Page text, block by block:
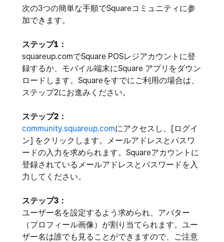
次の3つの簡単な手順でSquareコミュニティに参
加できます。
ステップ1：
squareup.comでSquare POSレジアカウントに登
録するか、モバイル端末にSquare アプリをダウン
ロードします。Squareをすでにご利用の場合は、
ステップ2にお進みください。
ステップ2：
community.squareup.comにアクセスし、[ログイ
ン] をクリックします。メールアドレスとパスワ
ードの入力を求められます。Squareアカウントに
登録されているメールアドレスとパスワードを入
力してください。
ステップ3：
ユーザー名を設定するよう求められ、アバター
（プロフィール画像）が割り当てられます。ユー
ザー名は誰でも見ることができますので、ご注意